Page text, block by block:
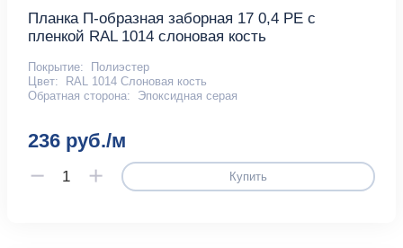
Планка П-образная заборная 17 0,4 PE с
пленкой RAL 1014 слоновая кость
Покрытие:
Полиэстер
Цвет:
RAL 1014 Слоновая кость
Обратная сторона:
Эпоксидная серая
236 руб./м
Купить